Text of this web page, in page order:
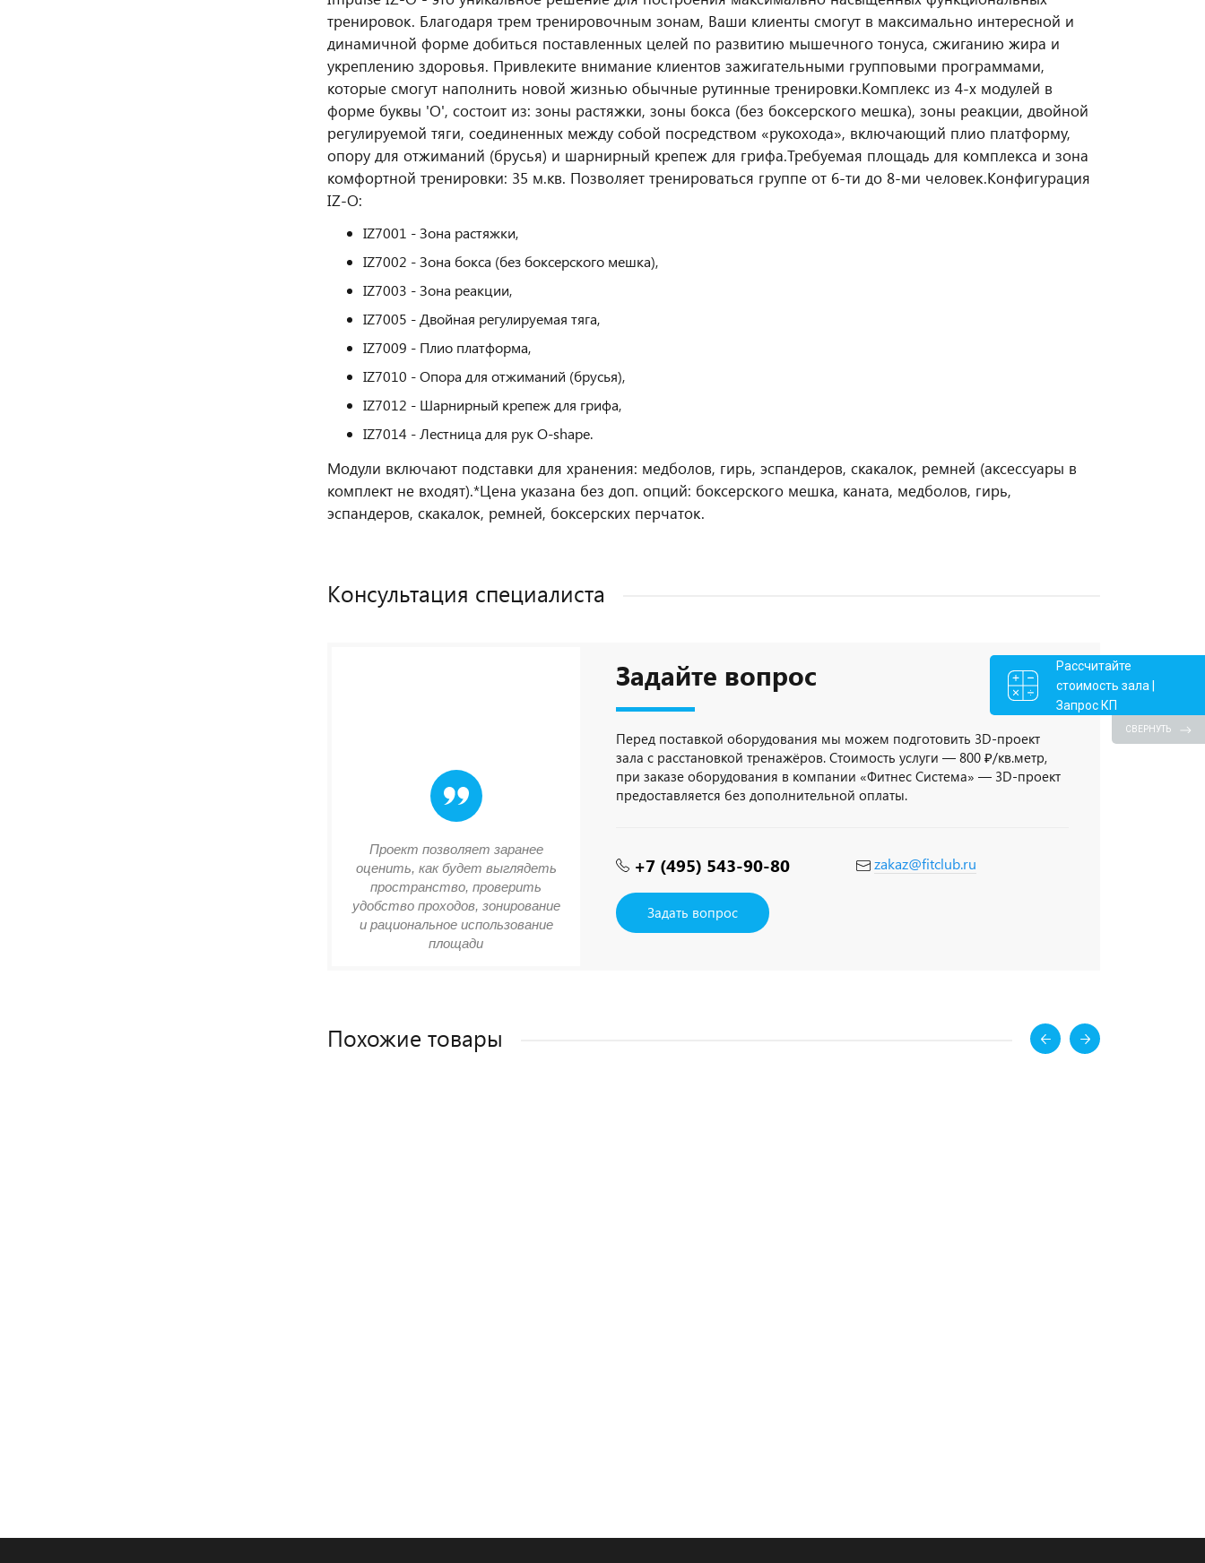
тренировок. Благодаря трем тренировочным зонам, Ваши клиенты смогут в максимально интересной и
динамичной форме добиться поставленных целей по развитию мышечного тонуса, сжиганию жира и
укреплению здоровья. Привлеките внимание клиентов зажигательными групповыми программами,
которые смогут наполнить новой жизнью обычные рутинные тренировки.Комплекс из 4-х модулей в
форме буквы 'O', состоит из: зоны растяжки, зоны бокса (без боксерского мешка), зоны реакции, двойной
регулируемой тяги, соединенных между собой посредством «рукохода», включающий плио платформу,
опору для отжиманий (брусья) и шарнирный крепеж для грифа.Требуемая площадь для комплекса и зона
комфортной тренировки: 35 м.кв. Позволяет тренироваться группе от 6-ти до 8-ми человек.Конфигурация
IZ-O:
IZ7001 - Зона растяжки,
IZ7002 - Зона бокса (без боксерского мешка),
IZ7003 - Зона реакции,
IZ7005 - Двойная регулируемая тяга,
IZ7009 - Плио платформа,
IZ7010 - Опора для отжиманий (брусья),
IZ7012 - Шарнирный крепеж для грифа,
IZ7014 - Лестница для рук O-shape.
Модули включают подставки для хранения: медболов, гирь, эспандеров, скакалок, ремней (аксессуары в
комплект не входят).*Цена указана без доп. опций: боксерского мешка, каната, медболов, гирь,
эспандеров, скакалок, ремней, боксерских перчаток.
Консультация специалиста
Задайте вопрос
Перед поставкой оборудования мы можем подготовить 3D-проект
зала с расстановкой тренажёров. Стоимость услуги — 800 ₽/кв.метр,
при заказе оборудования в компании «Фитнес Система» — 3D-проект
предоставляется без дополнительной оплаты.
+7 (495) 543-90-80 zakaz@fitclub.ru
Задать вопрос
Проект позволяет заранее
оценить, как будет выглядеть
пространство, проверить
удобство проходов, зонирование
и рациональное использование
площади
Похожие товары
Рассчитайте
стоимость зала |
Запрос КП
СВЕРНУТЬ